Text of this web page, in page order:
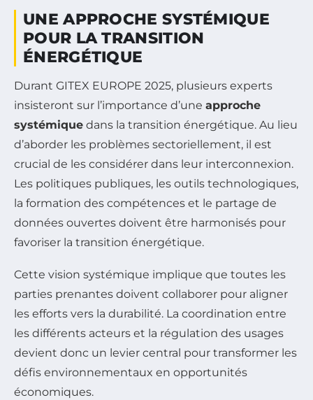
UNE APPROCHE SYSTÉMIQUE
POUR LA TRANSITION
ÉNERGÉTIQUE
Durant GITEX EUROPE 2025, plusieurs experts
insisteront sur l’importance d’une approche
systémique dans la transition énergétique. Au lieu
d’aborder les problèmes sectoriellement, il est
crucial de les considérer dans leur interconnexion.
Les politiques publiques, les outils technologiques,
la formation des compétences et le partage de
données ouvertes doivent être harmonisés pour
favoriser la transition énergétique.
Cette vision systémique implique que toutes les
parties prenantes doivent collaborer pour aligner
les efforts vers la durabilité. La coordination entre
les différents acteurs et la régulation des usages
devient donc un levier central pour transformer les
défis environnementaux en opportunités
économiques.